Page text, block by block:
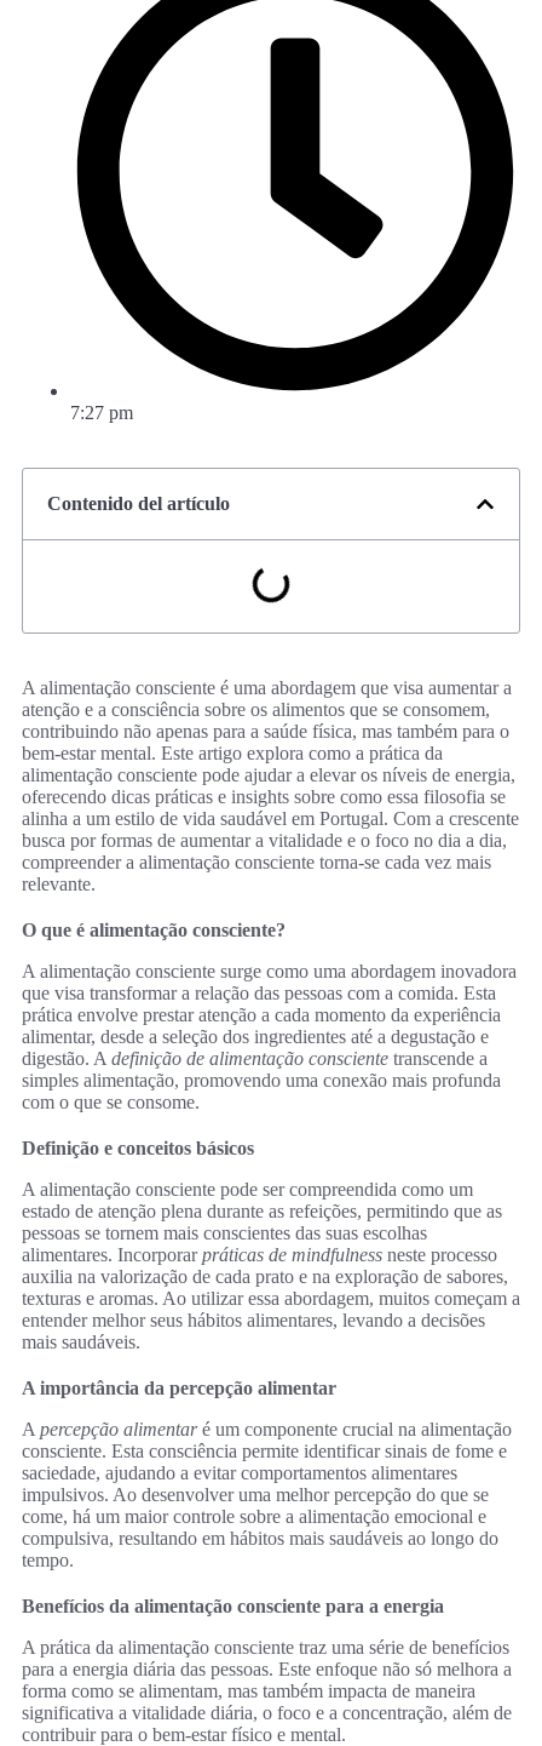
7:27 pm
Contenido del artículo
A alimentação consciente é uma abordagem que visa aumentar a
atenção e a consciência sobre os alimentos que se consomem,
contribuindo não apenas para a saúde física, mas também para o
bem-estar mental. Este artigo explora como a prática da
alimentação consciente pode ajudar a elevar os níveis de energia,
oferecendo dicas práticas e insights sobre como essa filosofia se
alinha a um estilo de vida saudável em Portugal. Com a crescente
busca por formas de aumentar a vitalidade e o foco no dia a dia,
compreender a alimentação consciente torna-se cada vez mais
relevante.
O que é alimentação consciente?
A alimentação consciente surge como uma abordagem inovadora
que visa transformar a relação das pessoas com a comida. Esta
prática envolve prestar atenção a cada momento da experiência
alimentar, desde a seleção dos ingredientes até a degustação e
digestão. A definição de alimentação consciente transcende a
simples alimentação, promovendo uma conexão mais profunda
com o que se consome.
Definição e conceitos básicos
A alimentação consciente pode ser compreendida como um
estado de atenção plena durante as refeições, permitindo que as
pessoas se tornem mais conscientes das suas escolhas
alimentares. Incorporarpráticas de mindfulness neste processo
auxilia na valorização de cada prato e na exploração de sabores,
texturas e aromas. Ao utilizar essa abordagem, muitos começam a
entender melhor seus hábitos alimentares, levando a decisões
mais saudáveis.
A importância da percepção alimentar
A percepção alimentaré um componente crucial na alimentação
consciente. Esta consciência permite identificar sinais de fome e
saciedade, ajudando a evitar comportamentos alimentares
impulsivos. Ao desenvolver uma melhor percepção do que se
come, há um maior controle sobre a alimentação emocional e
compulsiva, resultando em hábitos mais saudáveis ao longo do
tempo.
Benefícios da alimentação consciente para a energia
A prática da alimentação consciente traz uma série de benefícios
para a energia diária das pessoas. Este enfoque não só melhora a
forma como se alimentam, mas também impacta de maneira
significativa a vitalidade diária, o foco e a concentração, além de
contribuir para o bem-estar físico e mental.